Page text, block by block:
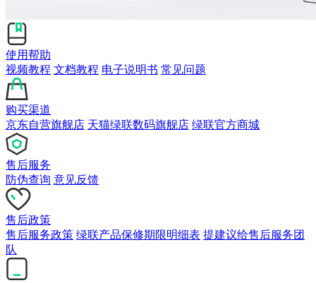
使用帮助
视频教程 文档教程 电子说明书 常见问题
购买渠道
京东自营旗舰店 天猫绿联数码旗舰店 绿联官方商城
售后服务
防伪查询 意见反馈
售后政策
售后服务政策 绿联产品保修期限明细表 提建议给售后服务团
队